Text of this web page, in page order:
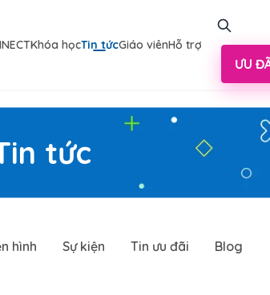
Khóa họcTin tứcGiáo viênHỗ trợ
ƯU
tức
hình Sự kiện Tin ưu đãi Blog